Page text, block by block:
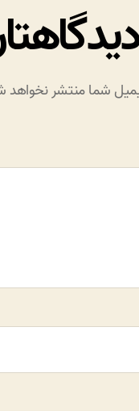
شما منتشر نخواهد